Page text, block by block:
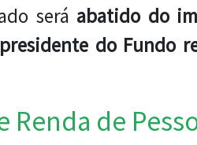
será abatido do
do Fundo
de